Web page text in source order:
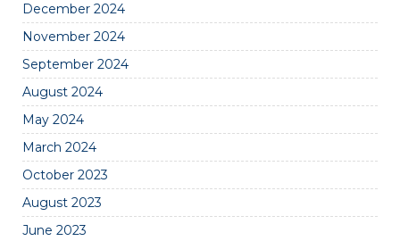
December 2024
November 2024
September 2024
August 2024
May 2024
March 2024
October 2023
August 2023
June 2023